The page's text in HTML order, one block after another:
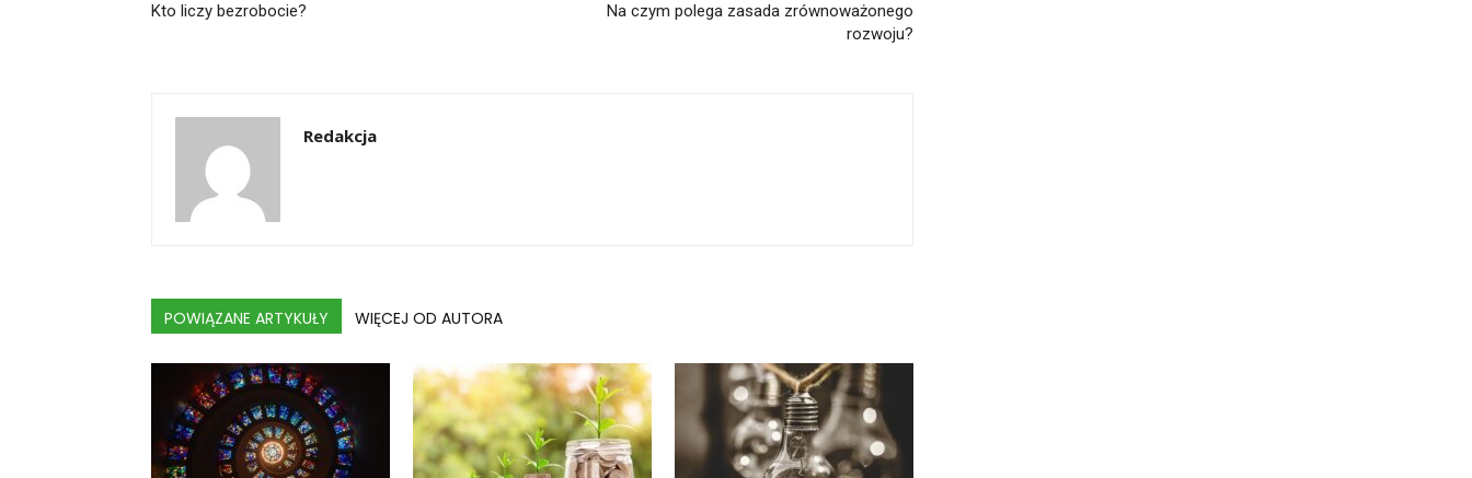
Kto liczy bezrobocie?
Na czym polega zasada zrównoważonego
rozwoju?
Redakcja
POWIĄZANE ARTYKUŁY WIĘCEJ OD AUTORA